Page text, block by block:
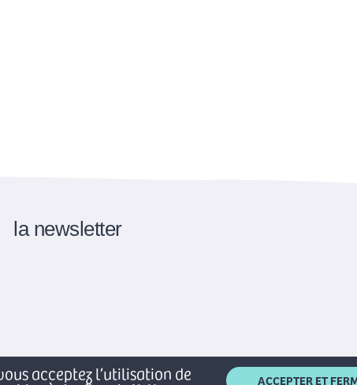
la newsletter
acceptez l’utilisation de ACCEPTER ET